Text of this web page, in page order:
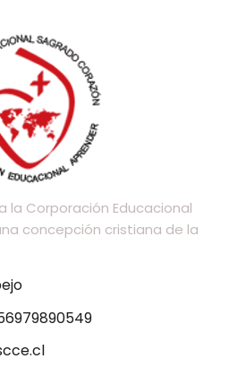
la Corporación Educacional
concepción cristiana de la